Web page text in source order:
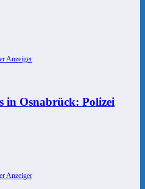
Anzeiger
in Osnabrück: Polizei
Anzeiger